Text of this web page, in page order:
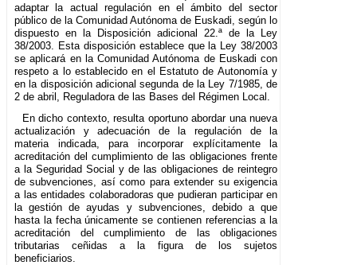
adaptar la actual regulación en el ámbito del sector
público de la Comunidad Autónoma de Euskadi, según lo
dispuesto en la Disposición adicional 22.ª de la Ley
38/2003. Esta disposición establece que la Ley 38/2003
se aplicará en la Comunidad Autónoma de Euskadi con
respeto a lo establecido en el Estatuto de Autonomía y
en la disposición adicional segunda de la Ley 7/1985, de
2 de abril, Reguladora de las Bases del Régimen Local.
En dicho contexto, resulta oportuno abordar una nueva
actualización y adecuación de la regulación de la
materia indicada, para incorporar explícitamente la
acreditación del cumplimiento de las obligaciones frente
a la Seguridad Social y de las obligaciones de reintegro
de subvenciones, así como para extender su exigencia
a las entidades colaboradoras que pudieran participar en
la gestión de ayudas y subvenciones, debido a que
hasta la fecha únicamente se contienen referencias a la
acreditación del cumplimiento de las obligaciones
tributarias ceñidas a la figura de los sujetos
beneficiarios.